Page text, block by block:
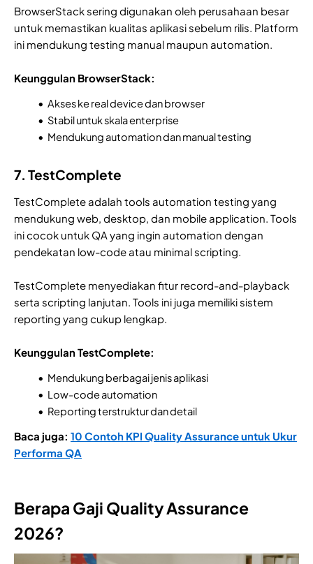
BrowserStack sering digunakan oleh perusahaan besar
untuk memastikan kualitas aplikasi sebelum rilis. Platform
ini mendukung testing manual maupun automation.
Keunggulan BrowserStack:
Akses ke real device dan browser
Stabil untuk skala enterprise
Mendukung automation dan manual testing
7. TestComplete
TestComplete adalah tools automation testing yang
mendukung web, desktop, dan mobile application. Tools
ini cocok untuk QA yang ingin automation dengan
pendekatan low-code atau minimal scripting.
TestComplete menyediakan fitur record-and-playback
serta scripting lanjutan. Tools ini juga memiliki sistem
reporting yang cukup lengkap.
Keunggulan TestComplete:
Mendukung berbagai jenis aplikasi
Low-code automation
Reporting terstruktur dan detail
Baca juga: 10 Contoh KPI Quality Assurance untuk Ukur
Performa QA
Berapa Gaji Quality Assurance
2026?